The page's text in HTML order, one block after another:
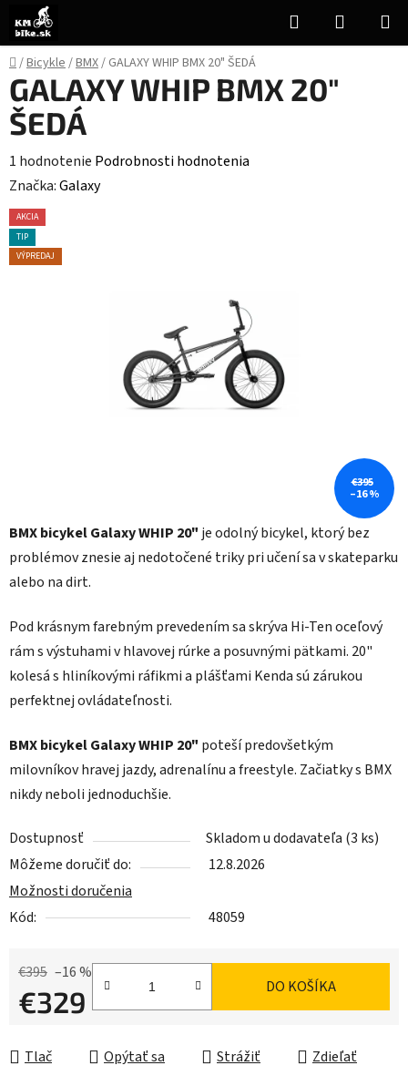
obsah
Hľadať
KOŠÍK
Domov
/Bicykle/BMX/ GALAXY WHIP BMX 20" ŠEDÁ
BMX bicykel Galaxy WHIP 20" je odolný bicykel, ktorý bez
problémov znesie aj nedotočené triky pri učení sa v skateparku
alebo na dirt.
Pod krásnym farebným prevedením sa skrýva Hi-Ten oceľový
rám s výstuhami v hlavovej rúrke a posuvnými pätkami. 20"
kolesá s hliníkovými ráfikmi a plášťami Kenda sú zárukou
perfektnej ovládateľnosti.
BMX bicykel Galaxy WHIP 20" poteší predovšetkým
milovníkov hravej jazdy, adrenalínu a freestyle. Začiatky s BMX
nikdy neboli jednoduchšie.
Dostupnosť Skladom u dodavateľa (3 ks)
Môžeme doručiť do:
12.8.2026
Možnosti doručenia
Kód:
48059
€395 –16 %
€329 DO KOŠÍKA
Tlač Opýtať sa Strážiť Zdieľať
GALAXY WHIP BMX 20"
ŠEDÁ
Priemerné
hodnotenie
produktu
je
5,0
1 hodnotenie Podrobnosti hodnotenia
Značka:Galaxy
AKCIA
TIP
VÝPREDAJ
€395
–16 %